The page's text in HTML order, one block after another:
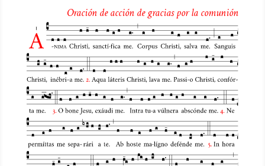
de
audio
Oración de acción de gracias por la comunión